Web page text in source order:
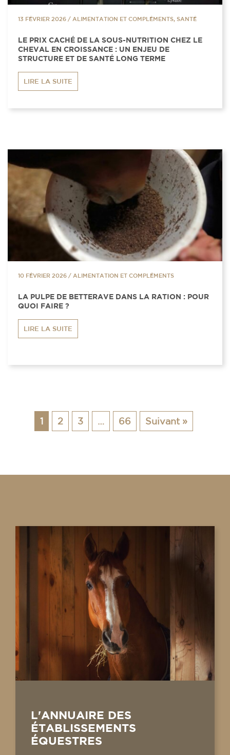
13 FÉVRIER 2026 / ALIMENTATION ET COMPLÉMENTS, SANTÉ
LE PRIX CACHÉ DE LA SOUS-NUTRITION CHEZ LE
CHEVAL EN CROISSANCE : UN ENJEU DE
STRUCTURE ET DE SANTÉ LONG TERME
LIRE LA SUITE
10 FÉVRIER 2026 / ALIMENTATION ET COMPLÉMENTS
LA PULPE DE BETTERAVE DANS LA RATION : POUR
QUOI FAIRE ?
LIRE LA SUITE
1 2 3 … 66 Suivant »
L'ANNUAIRE DES
ÉTABLISSEMENTS
ÉQUESTRES